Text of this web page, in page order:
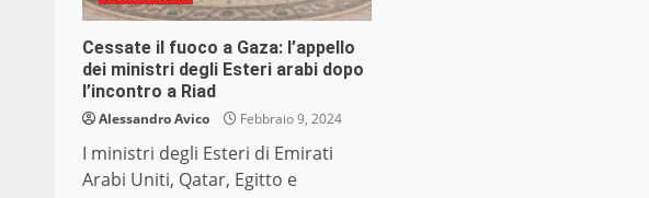
Cessate il fuoco a Gaza: l’appello
dei ministri degli Esteri arabi dopo
l’incontro a Riad
Alessandro Avico Febbraio 9, 2024
I ministri degli Esteri di Emirati
Arabi Uniti, Qatar, Egitto e